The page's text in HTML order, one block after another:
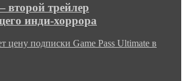
трейлер
инди-хоррора
цену подписки Game Pass Ultimate в